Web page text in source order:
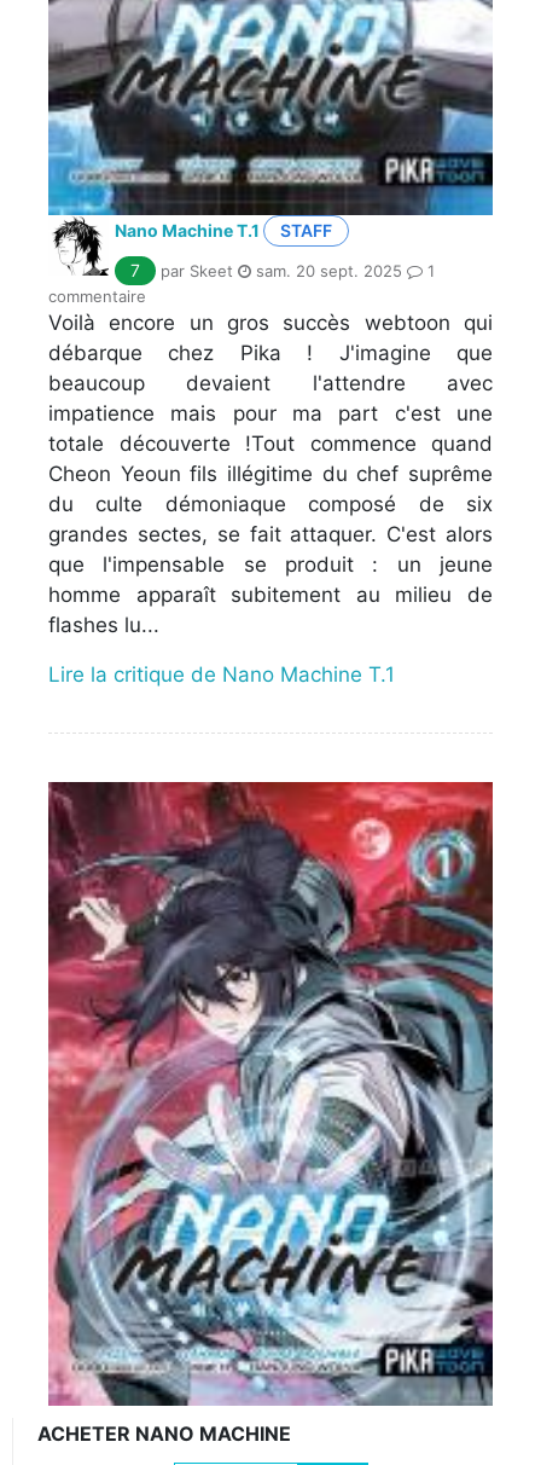
Nano Machine T.1
STAFF
7
par Skeet sam. 20 sept. 2025
1
commentaire
Voilà encore un gros succès webtoon qui
débarque chez Pika ! J'imagine que
beaucoup devaient l'attendre avec
impatience mais pour ma part c'est une
totale découverte !Tout commence quand
Cheon Yeoun fils illégitime du chef suprême
du culte démoniaque composé de six
grandes sectes, se fait attaquer. C'est alors
que l'impensable se produit : un jeune
homme apparaît subitement au milieu de
flashes lu...
Lire la critique de Nano Machine T.1
ACHETER NANO MACHINE